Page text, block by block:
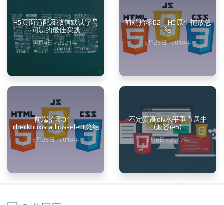
H5页面适配及微信默认字号
问题的最佳实践
4月4日 · 2021年
前端拾零02—H5原生拖放总
结
8月28日 · 2018年
前端拾零01—
checkbox&radio&select总结
8月28日 · 2018年
不定宽高div水平垂直居中
(兼容ie6)
3月8日 · 2017年